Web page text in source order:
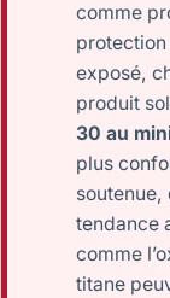
comme
exposé,
produit
30 au
plus
soutenue,
tendance
comme
titane